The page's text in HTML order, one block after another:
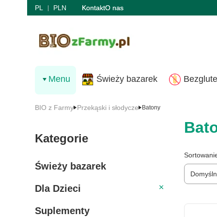
PL PLN KontaktO nas
Menu Świeży bazarek
BIO z Farmy Przekąski i słodycze Batony
Kategorie
Świeży bazarek
Dla Dzieci Dla Dzieci
Suplementy
Lista